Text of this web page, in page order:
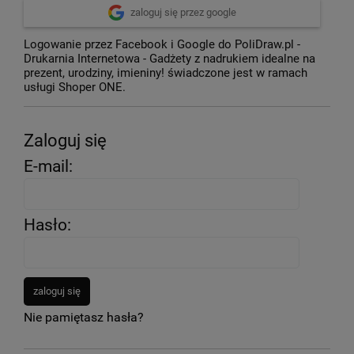
zaloguj się przez google
Logowanie przez Facebook i Google do PoliDraw.pl -
Drukarnia Internetowa - Gadżety z nadrukiem idealne na
prezent, urodziny, imieniny! świadczone jest w ramach
usługi Shoper ONE.
Zaloguj się
E-mail:
Hasło:
zaloguj się
Nie pamiętasz hasła?